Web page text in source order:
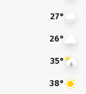
27°
26°
35°
38°